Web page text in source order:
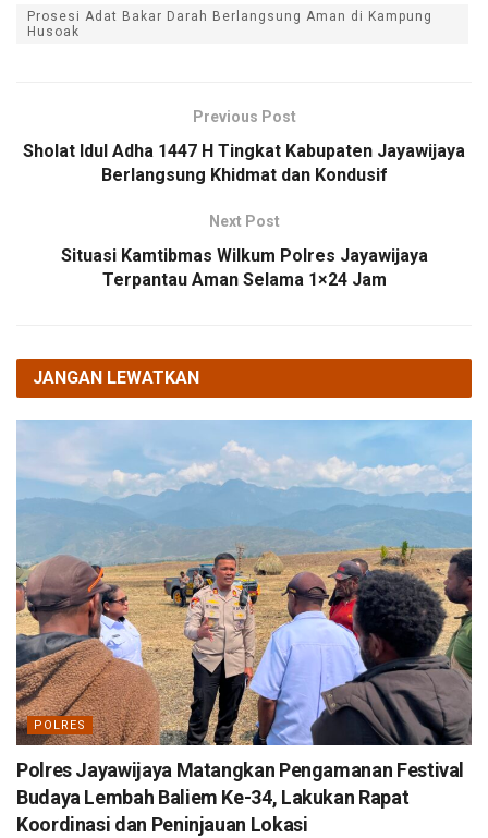
Prosesi Adat Bakar Darah Berlangsung Aman di Kampung
Husoak
Previous Post
Sholat Idul Adha 1447 H Tingkat Kabupaten Jayawijaya
Berlangsung Khidmat dan Kondusif
Next Post
Situasi Kamtibmas Wilkum Polres Jayawijaya
Terpantau Aman Selama 1×24 Jam
JANGAN LEWATKAN
POLRES
Polres Jayawijaya Matangkan Pengamanan Festival
Budaya Lembah Baliem Ke-34, Lakukan Rapat
Koordinasi dan Peninjauan Lokasi